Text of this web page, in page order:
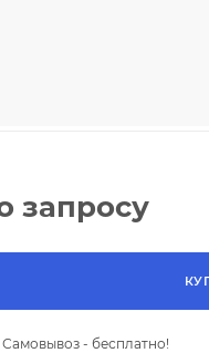
запросу
Самовывоз - бесплатно!